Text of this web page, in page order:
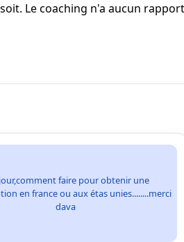
Le coaching n'a aucun
faire pour obtenir une
en france ou aux étas unies........merci
dava